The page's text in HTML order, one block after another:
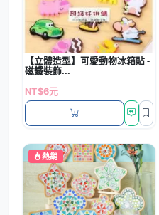
【立體造型】可愛動物冰箱貼 -
磁鐵裝飾...
NT$6元
熱銷